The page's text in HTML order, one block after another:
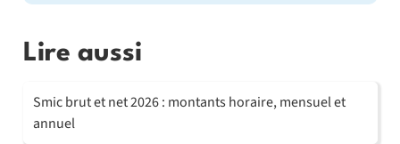
Lire aussi
Smic brut et net 2026 : montants horaire, mensuel et
annuel